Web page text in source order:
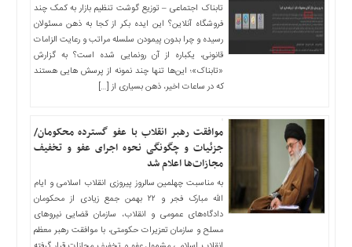
تابناک اجتماعی – توزیع گوشت تنظیم بازار به کمک چند
فروشگاه آنلاین؟ این ایده بکر از کجا به ذهن مسئولان
رسیده و چرا بدون پیمودن سلسله مراتب و رعایت الزامات
قانونی، یکباره از آن رونمایی شده است؟ به گزارش
«تابناک»؛ این‌ها تنها چند نمونه از پرسش هایی هستند
که در ساعات اخیر، ذهن بسیاری از […]
موافقت رهبر انقلاب با عفو گسترده محکومان/
جزئیات و چگونگی نحوه اجرای عفو و تخفیف
مجازات‌ها اعلام شد
به مناسبت چهلمین سالروز پیروزی انقلاب اسلامی و ایام
الله مبارک فجر و ۲۲ بهمن جمع زیادی از محکومان
دادگاه‌های عمومی و انقلاب، سازمان قضایی نیرو‌های
مسلح و سازمان تعزیرات حکومتی، با موافقت رهبر معظم